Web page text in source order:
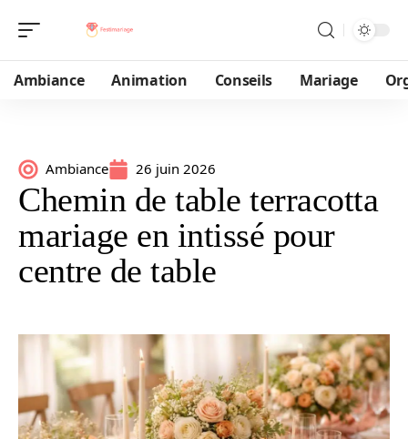
Ambiance Animation Conseils Mariage
Ambiance 26 juin 2026
Chemin de table terracotta
mariage en intissé pour
centre de table